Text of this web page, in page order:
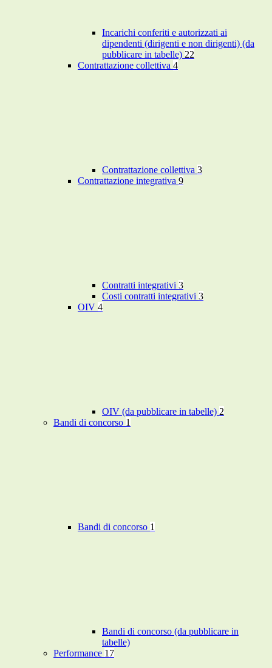
Incarichi conferiti e autorizzati ai
dipendenti (dirigenti e non dirigenti) (da
pubblicare in tabelle) 22
Contrattazione collettiva 4
Contrattazione collettiva 3
Contrattazione integrativa 9
Contratti integrativi 3
Costi contratti integrativi 3
OIV 4
OIV (da pubblicare in tabelle) 2
Bandi di concorso 1
Bandi di concorso 1
Bandi di concorso (da pubblicare in
tabelle)
Performance 17